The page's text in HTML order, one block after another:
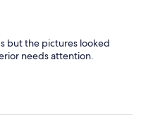
but the pictures looked
needs attention.